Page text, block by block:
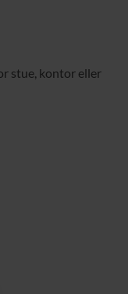
stue, kontor eller